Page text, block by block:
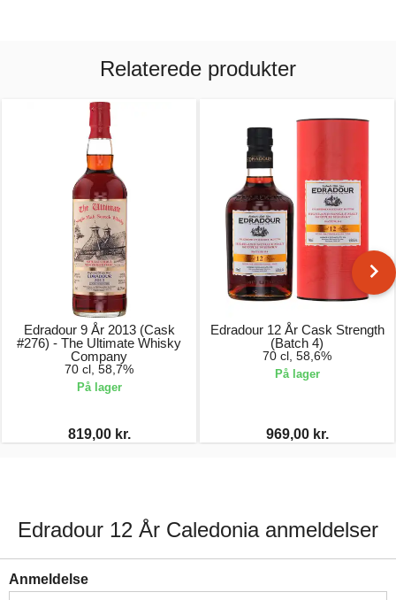
Relaterede produkter
Edradour 9 År 2013 (Cask
#276) - The Ultimate Whisky
Company
70 cl, 58,7%
På lager
819,00 kr.
Edradour 12 År Cask Strength
(Batch 4)
70 cl, 58,6%
På lager
969,00 kr.
Edradour 12 År Caledonia anmeldelser
Anmeldelse